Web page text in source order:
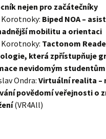
nejen pro začátečníky
Biped NOA –
mobilitu a orientaci
Tactonom
která zpřístupňuje
nevidomým studentům
Ondra: Virtuální realita –
povědomí veřejnosti o
(VR4All)